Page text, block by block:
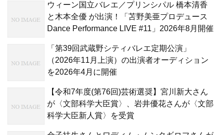
ウィーン国立バレエ／プリンシパル 橋本清香
と木本全優 が出演！「苫野美亜プロデュース
Dance Performance LIVE #11」2026年8月開催
「第39回武蔵野シティバレエ定期公演」
（2026年11月上演）の出演者オーディション
を2026年4月に開催
【令和7年度(第76回)芸術選奨】宮川新大さん
が〈文部科学大臣賞〉、岩井優花さんが〈文部
科学大臣新人賞〉を受賞